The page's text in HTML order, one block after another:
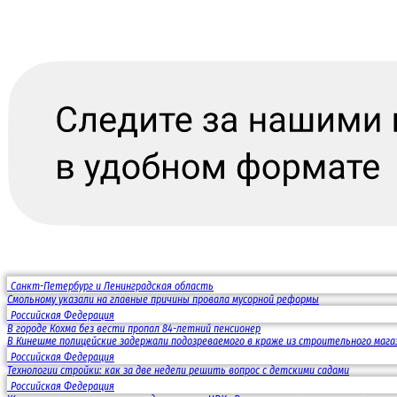
Санкт-Петербург и Ленинградская область
Смольному указали на главные причины провала мусорной реформы
Российская Федерация
В городе Кохма без вести пропал 84-летний пенсионер
В Кинешме полицейские задержали подозреваемого в краже из строительного
Российская Федерация
Технологии стройки: как за две недели решить вопрос с детскими садами
Российская Федерация